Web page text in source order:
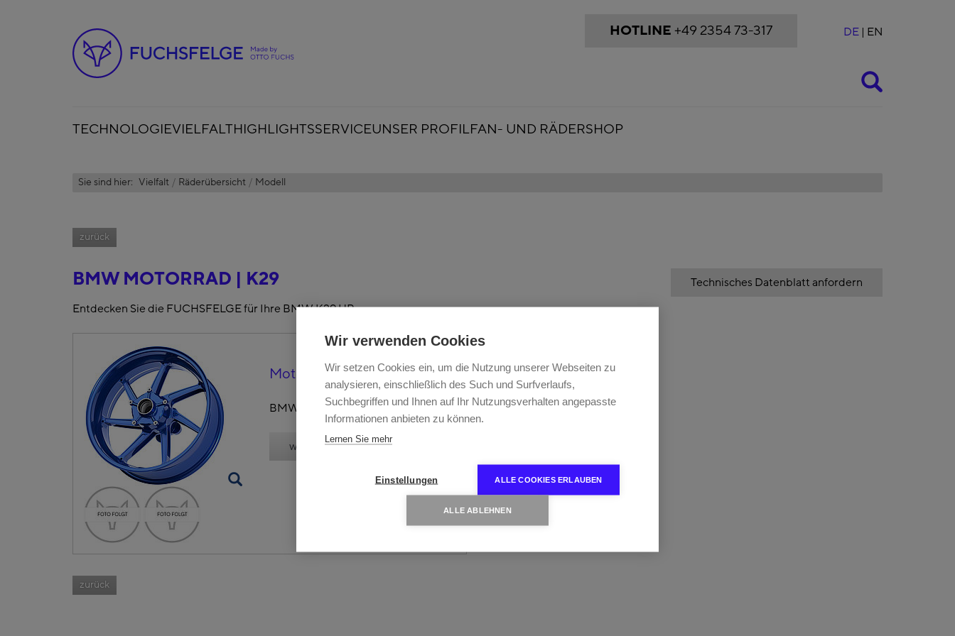
HOTLINE +49 2354 73-317 DE EN
TECHNOLOGIEVIELFALTHIGHLIGHTSSERVICEUNSER PROFILFAN- UND RÄDERSHOP
Sie sind hier: Vielfalt Räderübersicht Modell
zurück
BMW MOTORRAD | K29
Entdecken Sie die FUCHSFELGE für Ihre BMW K29 HP.
Technisches Datenblatt anfordern
Motorrad-Fuchsfelge
BMW Motorrad | K29
weitere Details anzeigen
zurück
Wir verwenden Cookies
Wir setzen Cookies ein, um die Nutzung unserer Webseiten zu
analysieren, einschließlich des Such und Surfverlaufs,
Suchbegriffen und Ihnen auf Ihr Nutzungsverhalten angepasste
Informationen anbieten zu können.
Lernen Sie mehr
Einstellungen ALLE COOKIES ERLAUBEN
ALLE ABLEHNEN